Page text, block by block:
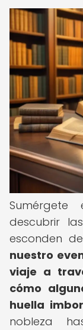
descubrir
esconden
nuestro
viaje a
cómo
huella
nobleza